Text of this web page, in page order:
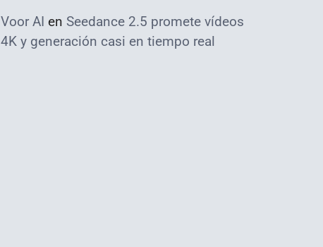
Voor AI en Seedance 2.5 promete vídeos
4K y generación casi en tiempo real